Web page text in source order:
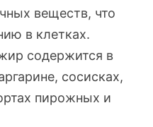
веществ, что
в клетках.
содержится в
сосисках,
пирожных и